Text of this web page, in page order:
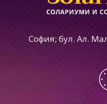
София; бул. Ал.